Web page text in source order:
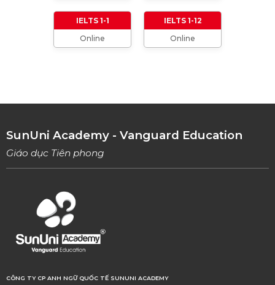
TỔNG HỢP CÁCH XƯNG HÔ TRONG TIẾNG
ANH (Từ formal đến informal)
DỤNG VÀ CÁCH VẬN DỤNG
IELTS 1-1
Online
IELTS 1-12
Online
SunUni Academy - Vanguard Education
Giáo dục Tiên phong
CÔNG TY CP ANH NGỮ QUỐC TẾ SUNUNI ACADEMY